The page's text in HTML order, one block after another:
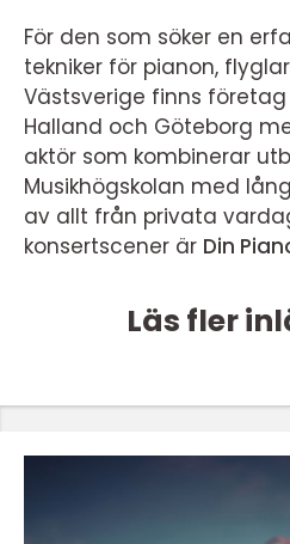
För den som söker en
tekniker för pianon,
Västsverige finns
Halland och Göteborg
aktör som kombinerar
Musikhögskolan med
av allt från privata
konsertscener är Din
Läs fler